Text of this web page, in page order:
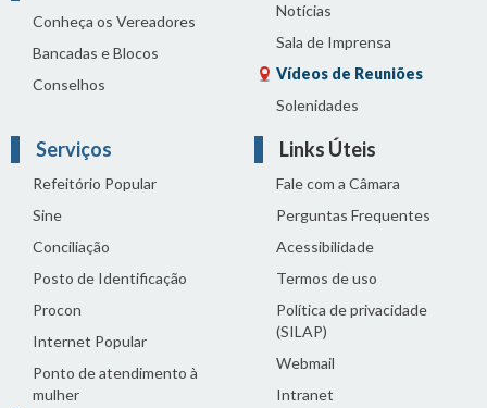
Conheça os Vereadores
Bancadas e Blocos
Conselhos
Notícias
Sala de Imprensa
Vídeos de Reuniões
Solenidades
Serviços
Refeitório Popular
Sine
Conciliação
Posto de Identificação
Procon
Internet Popular
Ponto de atendimento à
mulher
Links Úteis
Fale com a Câmara
Perguntas Frequentes
Acessibilidade
Termos de uso
Política de privacidade
(SILAP)
Webmail
Intranet